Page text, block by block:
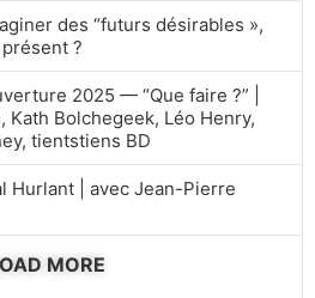
des “futurs désirables »,
?
2025 — “Que faire ?” |
Kath Bolchegeek, Léo Henry,
tientstiens BD
Hurlant | avec Jean-Pierre
MORE